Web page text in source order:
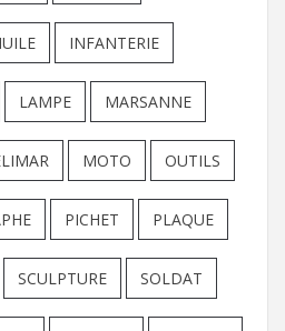
INFANTERIE
LAMPE MARSANNE
MOTO OUTILS
PICHET PLAQUE
SCULPTURE SOLDAT